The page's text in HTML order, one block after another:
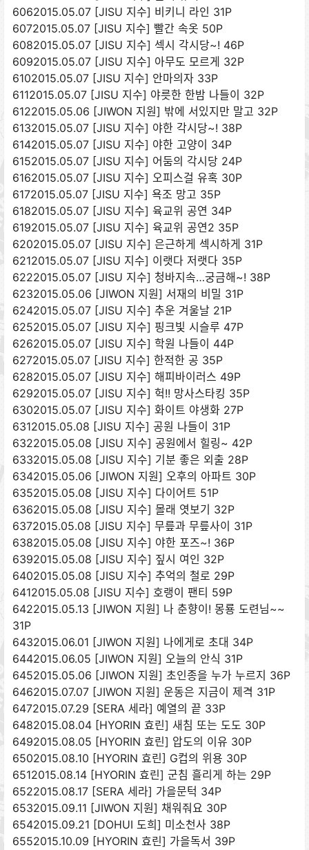
6062015.05.07 [JISU 지수] 비키니 라인 31P
6072015.05.07 [JISU 지수] 빨간 속옷 50P
6082015.05.07 [JISU 지수] 섹시 각시당~! 46P
6092015.05.07 [JISU 지수] 아무도 모르게 32P
6102015.05.07 [JISU 지수] 안마의자 33P
6112015.05.07 [JISU 지수] 야릇한 한밤 나들이 32P
6122015.05.06 [JIWON 지원] 밖에 서있지만 말고 32P
6132015.05.07 [JISU 지수] 야한 각시당~! 38P
6142015.05.07 [JISU 지수] 야한 고양이 34P
6152015.05.07 [JISU 지수] 어둠의 각시당 24P
6162015.05.07 [JISU 지수] 오피스걸 유혹 30P
6172015.05.07 [JISU 지수] 욕조 망고 35P
6182015.05.07 [JISU 지수] 육교위 공연 34P
6192015.05.07 [JISU 지수] 육교위 공연2 35P
6202015.05.07 [JISU 지수] 은근하게 섹시하게 31P
6212015.05.07 [JISU 지수] 이랫다 저랫다 35P
6222015.05.07 [JISU 지수] 청바지속…궁금해~! 38P
6232015.05.06 [JIWON 지원] 서재의 비밀 31P
6242015.05.07 [JISU 지수] 추운 겨울날 21P
6252015.05.07 [JISU 지수] 핑크빛 시슬루 47P
6262015.05.07 [JISU 지수] 학원 나들이 44P
6272015.05.07 [JISU 지수] 한적한 공 35P
6282015.05.07 [JISU 지수] 해피바이러스 49P
6292015.05.07 [JISU 지수] 헉!! 망사스타킹 35P
6302015.05.07 [JISU 지수] 화이트 야생화 27P
6312015.05.08 [JISU 지수] 공원 나들이 31P
6322015.05.08 [JISU 지수] 공원에서 힐링~ 42P
6332015.05.08 [JISU 지수] 기분 좋은 외출 28P
6342015.05.06 [JIWON 지원] 오후의 아파트 30P
6352015.05.08 [JISU 지수] 다이어트 51P
6362015.05.08 [JISU 지수] 몰래 엿보기 32P
6372015.05.08 [JISU 지수] 무릎과 무릎사이 31P
6382015.05.08 [JISU 지수] 야한 포즈~! 36P
6392015.05.08 [JISU 지수] 짚시 여인 32P
6402015.05.08 [JISU 지수] 추억의 철로 29P
6412015.05.08 [JISU 지수] 호랭이 팬티 59P
6422015.05.13 [JIWON 지원] 나 춘향이! 몽룡 도련님~~
31P
6432015.06.01 [JIWON 지원] 나에게로 초대 34P
6442015.06.05 [JIWON 지원] 오늘의 안식 31P
6452015.05.06 [JIWON 지원] 초인종을 누가 누르지 36P
6462015.07.07 [JIWON 지원] 운동은 지금이 제격 31P
6472015.07.29 [SERA 세라] 예열의 끝 33P
6482015.08.04 [HYORIN 효린] 새침 또는 도도 30P
6492015.08.05 [HYORIN 효린] 압도의 이유 30P
6502015.08.10 [HYORIN 효린] G컵의 위용 30P
6512015.08.14 [HYORIN 효린] 군침 흘리게 하는 29P
6522015.08.17 [SERA 세라] 가을문턱 34P
6532015.09.11 [JIWON 지원] 채워줘요 30P
6542015.09.21 [DOHUI 도희] 미소천사 38P
6552015.10.09 [HYORIN 효린] 가을독서 39P